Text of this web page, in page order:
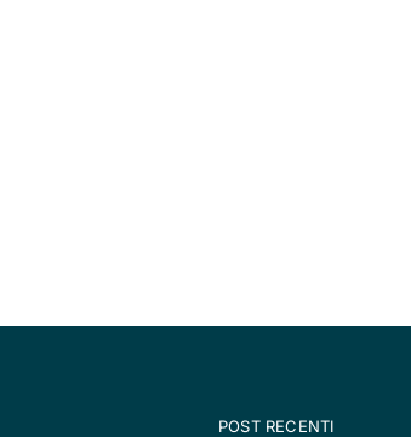
POST RECENTI